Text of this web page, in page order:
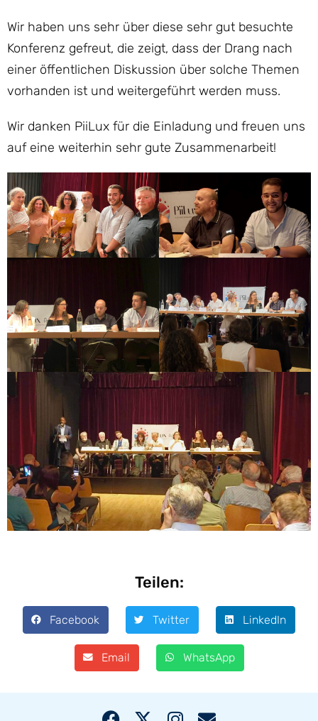
Wir haben uns sehr über diese sehr gut besuchte
Konferenz gefreut, die zeigt, dass der Drang nach
einer öffentlichen Diskussion über solche Themen
vorhanden ist und weitergeführt werden muss.
Wir danken PiiLux für die Einladung und freuen uns
auf eine weiterhin sehr gute Zusammenarbeit!
Teilen:
Facebook Twitter LinkedIn
Email WhatsApp